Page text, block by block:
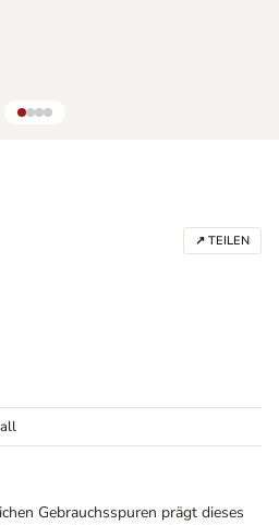
↗ TEILEN
Gebrauchsspuren prägt dieses